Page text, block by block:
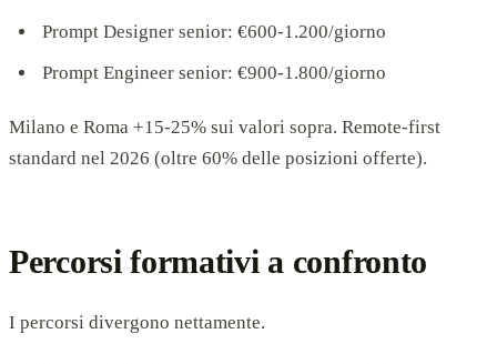
Prompt Designer senior: €600-1.200/giorno
Prompt Engineer senior: €900-1.800/giorno
Milano e Roma +15-25% sui valori sopra. Remote-first
standard nel 2026 (oltre 60% delle posizioni offerte).
Percorsi formativi a confronto
I percorsi divergono nettamente.